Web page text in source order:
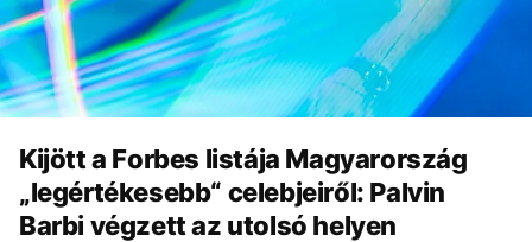
Kijött a Forbes listája Magyarország
„legértékesebb“ celebjeiről: Palvin
Barbi végzett az utolsó helyen